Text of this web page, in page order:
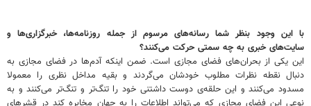
با این وجود بنظر شما رسانه‌های مرسوم از جمله روزنامه‌ها، خبرگزاری‌ها و
سایت‌های خبری به چه سمتی حرکت می‌کنند؟
این یکی از بحران‌های فضای مجازی است. ضمن اینکه آدم‌ها در فضای مجازی به
دنبال نقطه نظرات مطلوب خودشان می‌گردند و بقیه مداخل نظری را معمولا
مسدود می‌کنند و این حلقه‌ی دوست داشتنی خود را تنگ‌تر و تنگ‌تر می‌کنند و به
نوعی این فضای مجازی که می‌تواند اطلاعات را به جهان مخابره کند در قشرهای